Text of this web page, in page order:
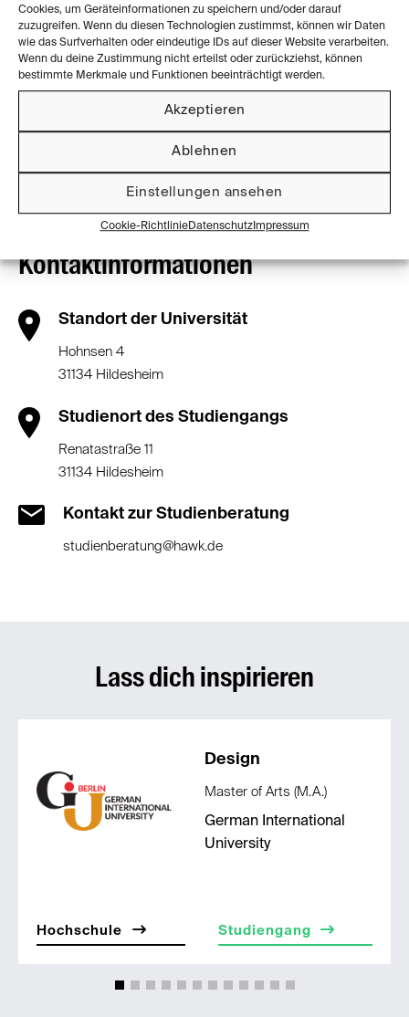
Cookies, um Geräteinformationen zu speichern und/oder darauf
zuzugreifen. Wenn du diesen Technologien zustimmst, können wir Daten
wie das Surfverhalten oder eindeutige IDs auf dieser Website verarbeiten.
Wenn du deine Zustimmung nicht erteilst oder zurückziehst, können
bestimmte Merkmale und Funktionen beeinträchtigt werden.
Akzeptieren
Ablehnen
Einstellungen ansehen
Cookie-RichtlinieDatenschutzImpressum
Staatliche Hochschule
Zur Website der Hochschule
Kontaktinformationen
Standort der Universität
Hohnsen 4
31134 Hildesheim
Studienort des Studiengangs
Renatastraße 11
31134 Hildesheim
Kontakt zur Studienberatung
studienberatung@hawk.de
Lass dich inspirieren
Design
Master of Arts (M.A.)
German International
University
Hochschule Studiengang